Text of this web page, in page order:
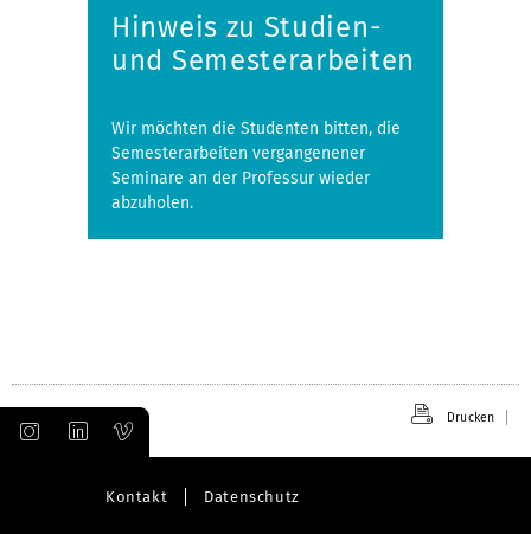
Hinweis zu Studien-
und Semesterarbeiten
Wir möchten die Studenten bitten, die
Semesterarbeiten vergangenener
Seminare an der Professur wieder
abzuholen.
Drucken
Kontakt Datenschutz